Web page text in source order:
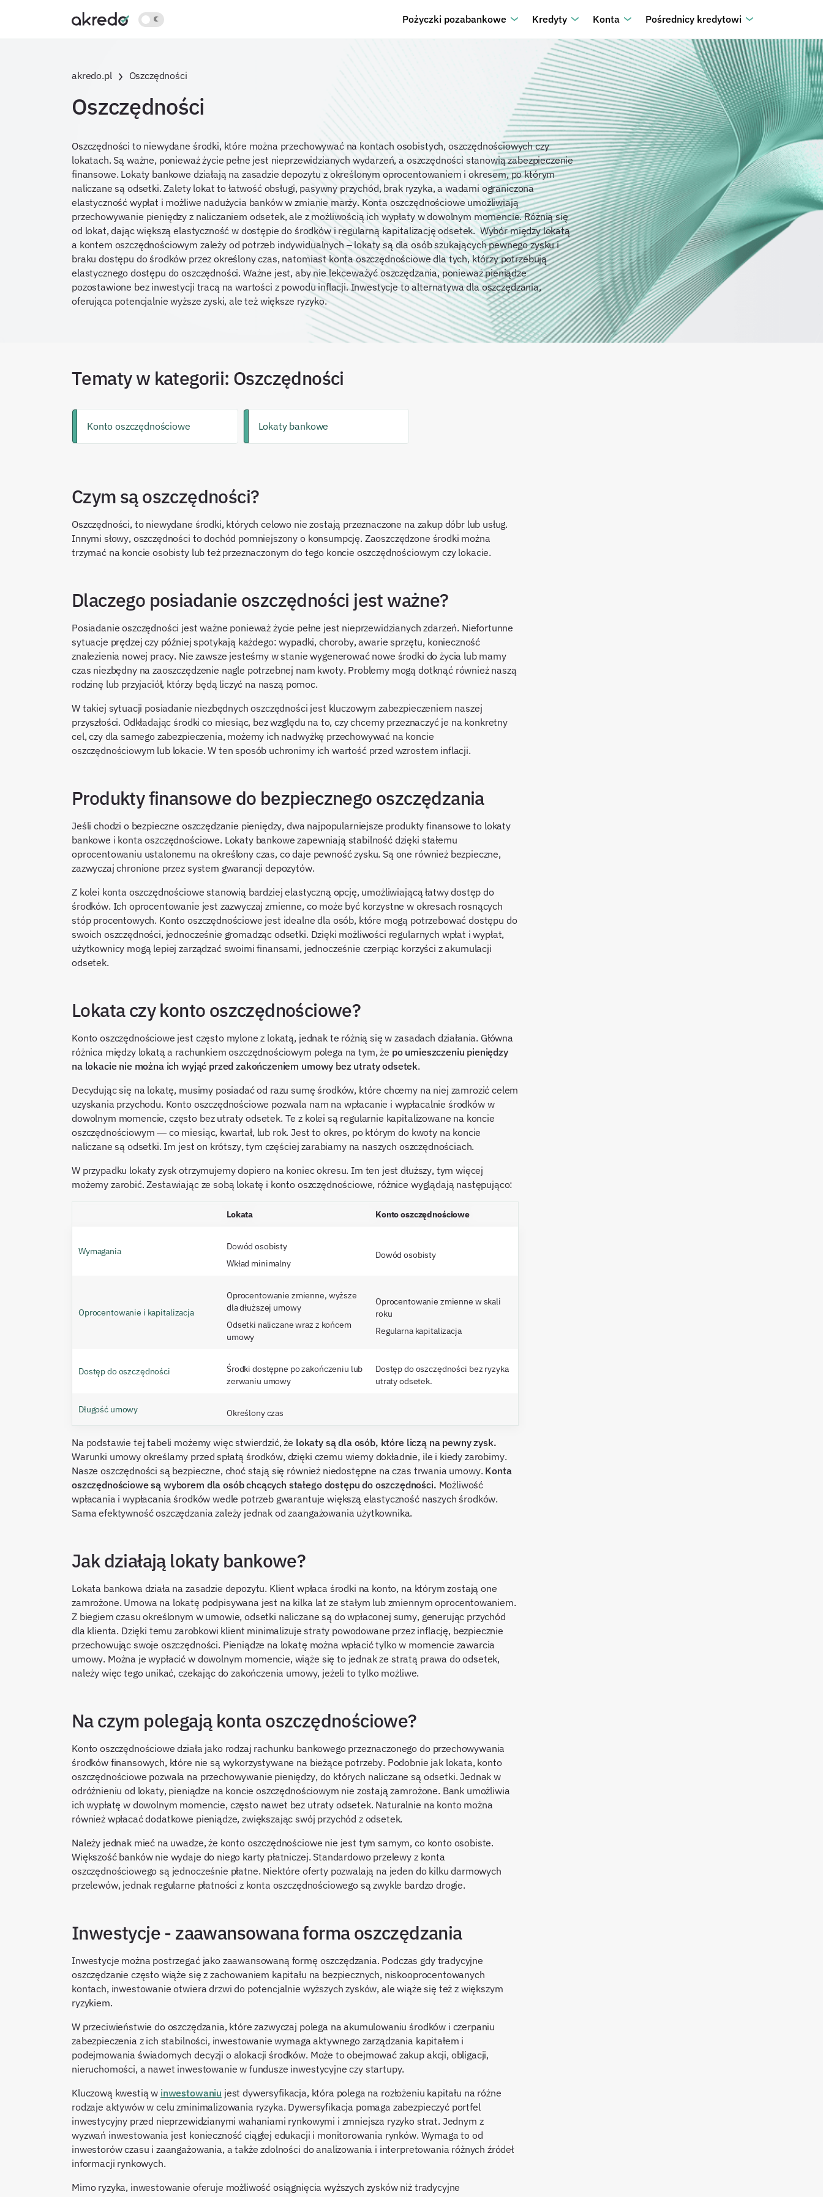
Pożyczki pozabankowe Kredyty Konta Pośrednicy kredytowi
akredo.pl Oszczędności
Oszczędności
Oszczędności to niewydane środki, które można przechowywać na kontach osobistych, oszczędnościowych czy
lokatach. Są ważne, ponieważ życie pełne jest nieprzewidzianych wydarzeń, a oszczędności stanowią zabezpieczenie
finansowe. Lokaty bankowe działają na zasadzie depozytu z określonym oprocentowaniem i okresem, po którym
naliczane są odsetki. Zalety lokat to łatwość obsługi, pasywny przychód, brak ryzyka, a wadami ograniczona
elastyczność wypłat i możliwe nadużycia banków w zmianie marży. Konta oszczędnościowe umożliwiają
przechowywanie pieniędzy z naliczaniem odsetek, ale z możliwością ich wypłaty w dowolnym momencie. Różnią się
od lokat, dając większą elastyczność w dostępie do środków i regularną kapitalizację odsetek. Wybór między lokatą
a kontem oszczędnościowym zależy od potrzeb indywidualnych – lokaty są dla osób szukających pewnego zysku i
braku dostępu do środków przez określony czas, natomiast konta oszczędnościowe dla tych, którzy potrzebują
elastycznego dostępu do oszczędności. Ważne jest, aby nie lekceważyć oszczędzania, ponieważ pieniądze
pozostawione bez inwestycji tracą na wartości z powodu inflacji. Inwestycje to alternatywa dla oszczędzania,
oferująca potencjalnie wyższe zyski, ale też większe ryzyko.
Tematy w kategorii: Oszczędności
Konto oszczędnościowe Lokaty bankowe
Czym są oszczędności?
Oszczędności, to niewydane środki, których celowo nie zostają przeznaczone na zakup dóbr lub usług.
Innymi słowy, oszczędności to dochód pomniejszony o konsumpcję. Zaoszczędzone środki można
trzymać na koncie osobisty lub też przeznaczonym do tego koncie oszczędnościowym czy lokacie.
Dlaczego posiadanie oszczędności jest ważne?
Posiadanie oszczędności jest ważne ponieważ życie pełne jest nieprzewidzianych zdarzeń. Niefortunne
sytuacje prędzej czy później spotykają każdego: wypadki, choroby, awarie sprzętu, konieczność
znalezienia nowej pracy. Nie zawsze jesteśmy w stanie wygenerować nowe środki do życia lub mamy
czas niezbędny na zaoszczędzenie nagle potrzebnej nam kwoty. Problemy mogą dotknąć również naszą
rodzinę lub przyjaciół, którzy będą liczyć na naszą pomoc.
W takiej sytuacji posiadanie niezbędnych oszczędności jest kluczowym zabezpieczeniem naszej
przyszłości. Odkładając środki co miesiąc, bez względu na to, czy chcemy przeznaczyć je na konkretny
cel, czy dla samego zabezpieczenia, możemy ich nadwyżkę przechowywać na koncie
oszczędnościowym lub lokacie. W ten sposób uchronimy ich wartość przed wzrostem inflacji.
Produkty finansowe do bezpiecznego oszczędzania
Jeśli chodzi o bezpieczne oszczędzanie pieniędzy, dwa najpopularniejsze produkty finansowe to lokaty
bankowe i konta oszczędnościowe. Lokaty bankowe zapewniają stabilność dzięki stałemu
oprocentowaniu ustalonemu na określony czas, co daje pewność zysku. Są one również bezpieczne,
zazwyczaj chronione przez system gwarancji depozytów.
Z kolei konta oszczędnościowe stanowią bardziej elastyczną opcję, umożliwiającą łatwy dostęp do
środków. Ich oprocentowanie jest zazwyczaj zmienne, co może być korzystne w okresach rosnących
stóp procentowych. Konto oszczędnościowe jest idealne dla osób, które mogą potrzebować dostępu do
swoich oszczędności, jednocześnie gromadząc odsetki. Dzięki możliwości regularnych wpłat i wypłat,
użytkownicy mogą lepiej zarządzać swoimi finansami, jednocześnie czerpiąc korzyści z akumulacji
odsetek.
Lokata czy konto oszczędnościowe?
Konto oszczędnościowe jest często mylone z lokatą, jednak te różnią się w zasadach działania. Główna
różnica między lokatą a rachunkiem oszczędnościowym polega na tym, że po umieszczeniu pieniędzy
na lokacie nie można ich wyjąć przed zakończeniem umowy bez utraty odsetek.
Decydując się na lokatę, musimy posiadać od razu sumę środków, które chcemy na niej zamrozić celem
uzyskania przychodu. Konto oszczędnościowe pozwala nam na wpłacanie i wypłacalnie środków w
dowolnym momencie, często bez utraty odsetek. Te z kolei są regularnie kapitalizowane na koncie
oszczędnościowym — co miesiąc, kwartał, lub rok. Jest to okres, po którym do kwoty na koncie
naliczane są odsetki. Im jest on krótszy, tym częściej zarabiamy na naszych oszczędnościach.
W przypadku lokaty zysk otrzymujemy dopiero na koniec okresu. Im ten jest dłuższy, tym więcej
możemy zarobić. Zestawiając ze sobą lokatę i konto oszczędnościowe, różnice wyglądają następująco:
Lokata Konto oszczędnościowe
Wymagania
Dowód osobisty
Wkład minimalny
Dowód osobisty
Oprocentowanie i kapitalizacja
Oprocentowanie zmienne, wyższe
dla dłuższej umowy
Odsetki naliczane wraz z końcem
umowy
Oprocentowanie zmienne w skali
roku
Regularna kapitalizacja
Dostęp do oszczędności
Środki dostępne po zakończeniu lub
zerwaniu umowy
Dostęp do oszczędności bez ryzyka
utraty odsetek.
Długość umowy Określony czas
Na podstawie tej tabeli możemy więc stwierdzić, że lokaty są dla osób, które liczą na pewny zysk.
Warunki umowy określamy przed spłatą środków, dzięki czemu wiemy dokładnie, ile i kiedy zarobimy.
Nasze oszczędności są bezpieczne, choć stają się również niedostępne na czas trwania umowy. Konta
oszczędnościowe są wyborem dla osób chcących stałego dostępu do oszczędności. Możliwość
wpłacania i wypłacania środków wedle potrzeb gwarantuje większą elastyczność naszych środków.
Sama efektywność oszczędzania zależy jednak od zaangażowania użytkownika.
Jak działają lokaty bankowe?
Lokata bankowa działa na zasadzie depozytu. Klient wpłaca środki na konto, na którym zostają one
zamrożone. Umowa na lokatę podpisywana jest na kilka lat ze stałym lub zmiennym oprocentowaniem.
Z biegiem czasu określonym w umowie, odsetki naliczane są do wpłaconej sumy, generując przychód
dla klienta. Dzięki temu zarobkowi klient minimalizuje straty powodowane przez inflację, bezpiecznie
przechowując swoje oszczędności. Pieniądze na lokatę można wpłacić tylko w momencie zawarcia
umowy. Można je wypłacić w dowolnym momencie, wiąże się to jednak ze stratą prawa do odsetek,
należy więc tego unikać, czekając do zakończenia umowy, jeżeli to tylko możliwe.
Na czym polegają konta oszczędnościowe?
Konto oszczędnościowe działa jako rodzaj rachunku bankowego przeznaczonego do przechowywania
środków finansowych, które nie są wykorzystywane na bieżące potrzeby. Podobnie jak lokata, konto
oszczędnościowe pozwala na przechowywanie pieniędzy, do których naliczane są odsetki. Jednak w
odróżnieniu od lokaty, pieniądze na koncie oszczędnościowym nie zostają zamrożone. Bank umożliwia
ich wypłatę w dowolnym momencie, często nawet bez utraty odsetek. Naturalnie na konto można
również wpłacać dodatkowe pieniądze, zwiększając swój przychód z odsetek.
Należy jednak mieć na uwadze, że konto oszczędnościowe nie jest tym samym, co konto osobiste.
Większość banków nie wydaje do niego karty płatniczej. Standardowo przelewy z konta
oszczędnościowego są jednocześnie płatne. Niektóre oferty pozwalają na jeden do kilku darmowych
przelewów, jednak regularne płatności z konta oszczędnościowego są zwykle bardzo drogie.
Inwestycje - zaawansowana forma oszczędzania
Inwestycje można postrzegać jako zaawansowaną formę oszczędzania. Podczas gdy tradycyjne
oszczędzanie często wiąże się z zachowaniem kapitału na bezpiecznych, niskooprocentowanych
kontach, inwestowanie otwiera drzwi do potencjalnie wyższych zysków, ale wiąże się też z większym
ryzykiem.
W przeciwieństwie do oszczędzania, które zazwyczaj polega na akumulowaniu środków i czerpaniu
zabezpieczenia z ich stabilności, inwestowanie wymaga aktywnego zarządzania kapitałem i
podejmowania świadomych decyzji o alokacji środków. Może to obejmować zakup akcji, obligacji,
nieruchomości, a nawet inwestowanie w fundusze inwestycyjne czy startupy.
Kluczową kwestią w inwestowaniu jest dywersyfikacja, która polega na rozłożeniu kapitału na różne
rodzaje aktywów w celu zminimalizowania ryzyka. Dywersyfikacja pomaga zabezpieczyć portfel
inwestycyjny przed nieprzewidzianymi wahaniami rynkowymi i zmniejsza ryzyko strat. Jednym z
wyzwań inwestowania jest konieczność ciągłej edukacji i monitorowania rynków. Wymaga to od
inwestorów czasu i zaangażowania, a także zdolności do analizowania i interpretowania różnych źródeł
informacji rynkowych.
Mimo ryzyka, inwestowanie oferuje możliwość osiągnięcia wyższych zysków niż tradycyjne